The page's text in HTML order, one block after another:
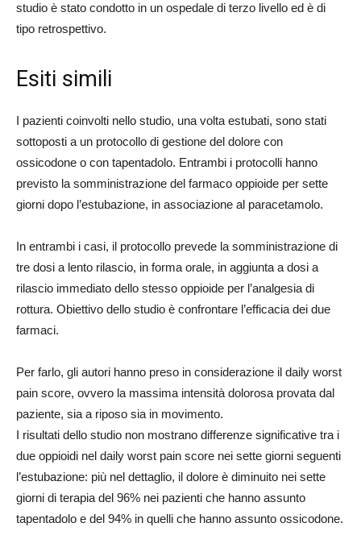
studio è stato condotto in un ospedale di terzo livello ed è di
tipo retrospettivo.
Esiti simili
I pazienti coinvolti nello studio, una volta estubati, sono stati
sottoposti a un protocollo di gestione del dolore con
ossicodone o con tapentadolo. Entrambi i protocolli hanno
previsto la somministrazione del farmaco oppioide per sette
giorni dopo l’estubazione, in associazione al paracetamolo.
In entrambi i casi, il protocollo prevede la somministrazione di
tre dosi a lento rilascio, in forma orale, in aggiunta a dosi a
rilascio immediato dello stesso oppioide per l’analgesia di
rottura. Obiettivo dello studio è confrontare l’efficacia dei due
farmaci.
Per farlo, gli autori hanno preso in considerazione il daily worst
pain score, ovvero la massima intensità dolorosa provata dal
paziente, sia a riposo sia in movimento.
I risultati dello studio non mostrano differenze significative tra i
due oppioidi nel daily worst pain score nei sette giorni seguenti
l’estubazione: più nel dettaglio, il dolore è diminuito nei sette
giorni di terapia del 96% nei pazienti che hanno assunto
tapentadolo e del 94% in quelli che hanno assunto ossicodone.